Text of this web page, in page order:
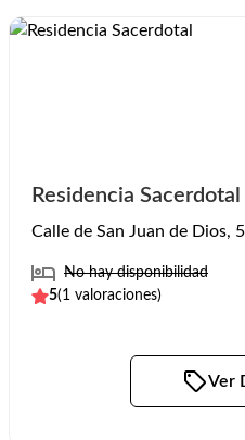
Residencia Sacerdotal
Calle de San Juan de Dios,
No hay disponibilidad
5(1 valoraciones)
Ver